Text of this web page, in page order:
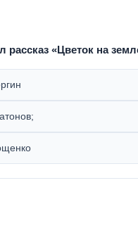
рассказ «Цветок на